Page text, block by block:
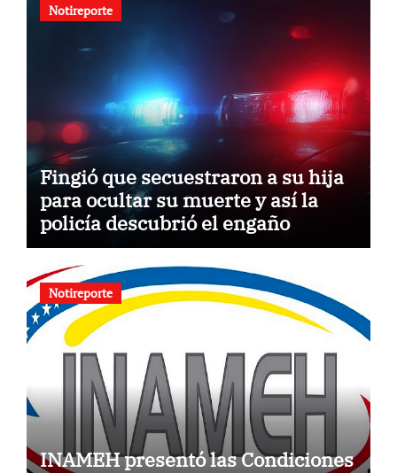
Notireporte
Fingió que secuestraron a su hija
para ocultar su muerte y así la
policía descubrió el engaño
Notireporte
INAMEH presentó las Condiciones